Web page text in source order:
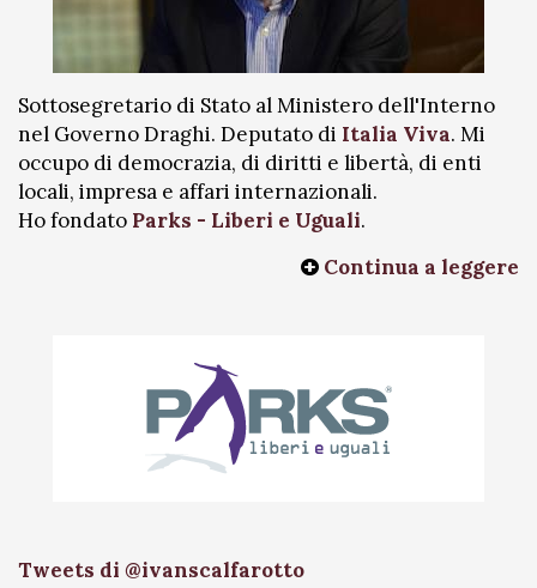
Sottosegretario di Stato al Ministero dell'Interno
nel Governo Draghi. Deputato di Italia Viva. Mi
occupo di democrazia, di diritti e libertà, di enti
locali, impresa e affari internazionali.
Ho fondato Parks - Liberi e Uguali.
Continua a leggere
Tweets di @ivanscalfarotto